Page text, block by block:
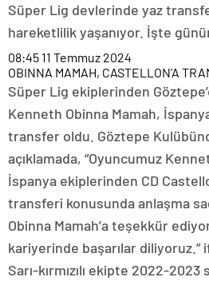
Süper Lig devlerinde yaz
hareketlilik yaşanıyor. İşte
08:45 11 Temmuz 2024
OBINNA MAMAH, CASTELLON’A
Süper Lig ekiplerinden
Kenneth Obinna Mamah,
transfer oldu. Göztepe
açıklamada, “Oyuncumuz
İspanya ekiplerinden CD
transferi konusunda anlaşma
Obinna Mamah’a teşekkür
kariyerinde başarılar diliyoruz.”
Sarı-kırmızılı ekipte 2022-